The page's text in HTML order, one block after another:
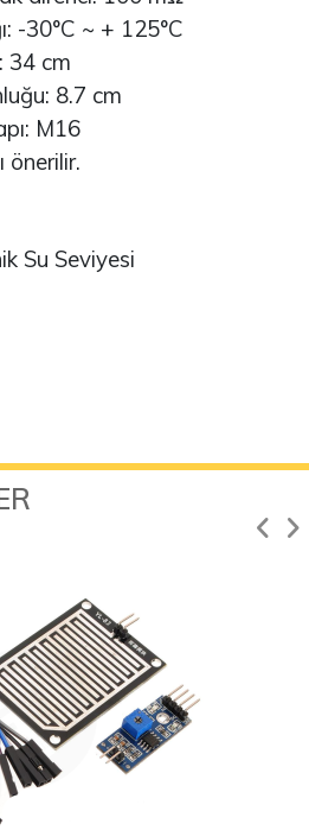
-30°C ~ + 125°C
34 cm
8.7 cm
M16
önerilir.
Su Seviyesi